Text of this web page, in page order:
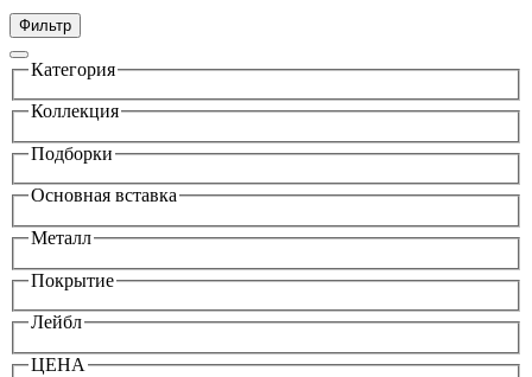
Фильтр
Категория
Коллекция
Подборки
Основная вставка
Металл
Покрытие
Лейбл
ЦЕНА